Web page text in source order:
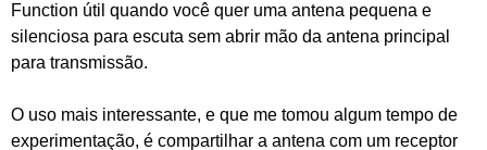
Function útil quando você quer uma antena pequena e
silenciosa para escuta sem abrir mão da antena principal
para transmissão.
O uso mais interessante, e que me tomou algum tempo de
experimentação, é compartilhar a antena com um receptor